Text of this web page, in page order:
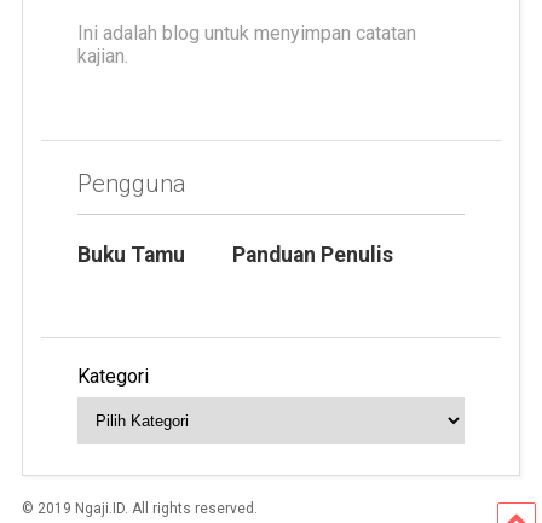
Ini adalah blog untuk menyimpan catatan
kajian.
Pengguna
Buku Tamu Panduan Penulis
Kategori
© 2019 Ngaji.ID. All rights reserved.